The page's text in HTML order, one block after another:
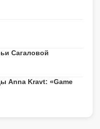
Сагаловой
Anna Kravt: «Game